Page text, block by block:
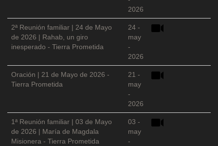
2026
2ª Reunión familiar | 24 de Mayo
de 2026 | Rahab, un giro
inesperado - Tierra Prometida
24 -
may
-
2026
Oración | 21 de Mayo de 2026 -
Tierra Prometida
21 -
may
-
2026
1ª Reunión familiar | 03 de Mayo
de 2026 | María de Magdala
Misionera - Tierra Prometida
03 -
may
-